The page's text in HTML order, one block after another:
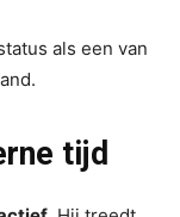
als een van
tijd